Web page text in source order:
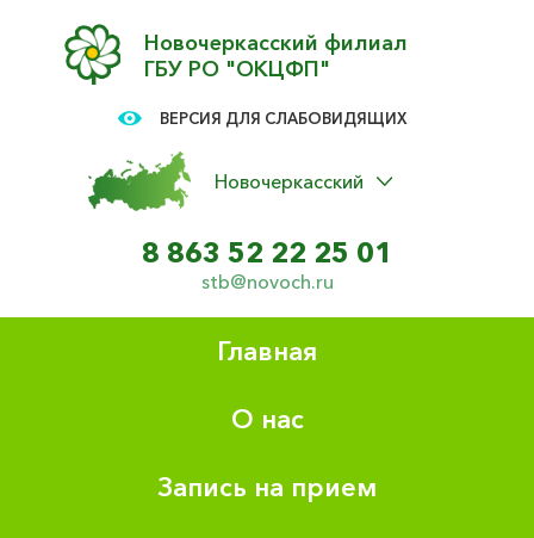
Новочеркасский филиал
ГБУ РО "ОКЦФП"
ВЕРСИЯ ДЛЯ СЛАБОВИДЯЩИХ
Новочеркасский
8 863 52 22 25 01
stb@novoch.ru
Главная
О нас
Запись на прием